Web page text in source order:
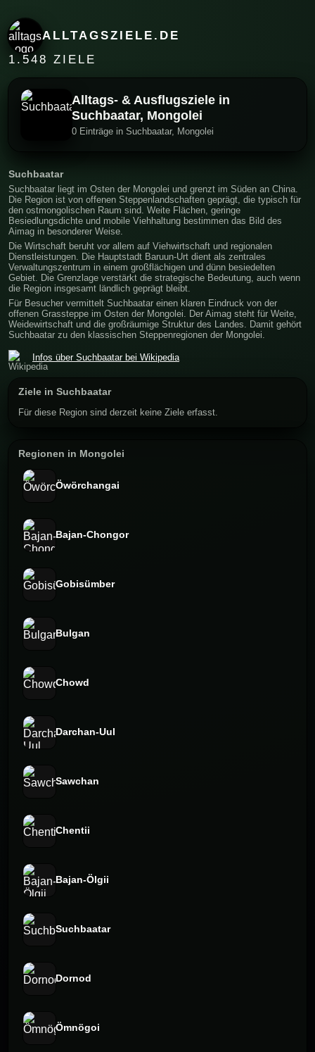
ALLTAGSZIELE.DE
1.548 ZIELE
Alltags- & Ausflugsziele in
Suchbaatar, Mongolei
0 Einträge in Suchbaatar, Mongolei
Suchbaatar
Suchbaatar liegt im Osten der Mongolei und grenzt im Süden an China.
Die Region ist von offenen Steppenlandschaften geprägt, die typisch für
den ostmongolischen Raum sind. Weite Flächen, geringe
Besiedlungsdichte und mobile Viehhaltung bestimmen das Bild des
Aimag in besonderer Weise.
Die Wirtschaft beruht vor allem auf Viehwirtschaft und regionalen
Dienstleistungen. Die Hauptstadt Baruun-Urt dient als zentrales
Verwaltungszentrum in einem großflächigen und dünn besiedelten
Gebiet. Die Grenzlage verstärkt die strategische Bedeutung, auch wenn
die Region insgesamt ländlich geprägt bleibt.
Für Besucher vermittelt Suchbaatar einen klaren Eindruck von der
offenen Grassteppe im Osten der Mongolei. Der Aimag steht für Weite,
Weidewirtschaft und die großräumige Struktur des Landes. Damit gehört
Suchbaatar zu den klassischen Steppenregionen der Mongolei.
Infos über Suchbaatar bei Wikipedia
Ziele in Suchbaatar
Für diese Region sind derzeit keine Ziele erfasst.
Regionen in Mongolei
Öwörchangai
Bajan-Chongor
Gobisümber
Bulgan
Chowd
Darchan-Uul
Sawchan
Chentii
Bajan-Ölgii
Suchbaatar
Dornod
Ömnögoi